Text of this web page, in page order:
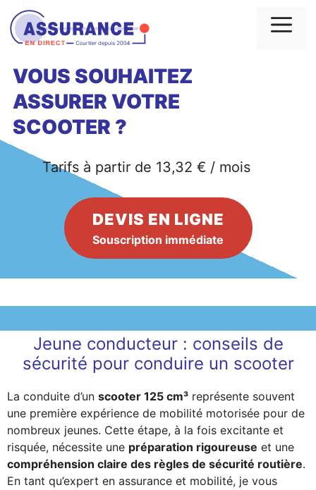
Aller
au
contenu
VOUS SOUHAITEZ
ASSURER VOTRE
SCOOTER ?
Tarifs à partir de 13,32 € / mois
DEVIS EN LIGNE
Souscription immédiate
Jeune conducteur : conseils de
sécurité pour conduire un scooter
La conduite d’un scooter 125 cm³ représente souvent
une première expérience de mobilité motorisée pour de
nombreux jeunes. Cette étape, à la fois excitante et
risquée, nécessite une préparation rigoureuse et une
compréhension claire des règles de sécurité routière.
En tant qu’expert en assurance et mobilité, je vous